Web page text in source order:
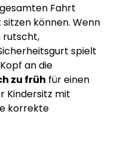
Fahrt
können. Wenn
rutscht,
spielt
an die
zu früh für einen
Kindersitz mit
korrekte